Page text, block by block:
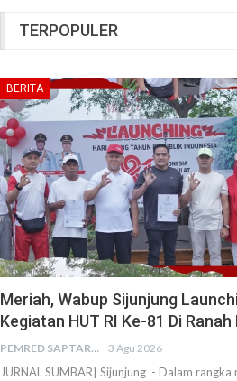
TERPOPULER
BERITA
Meriah, Wabup Sijunjung
Kegiatan HUT RI Ke-81 Di
PEMRED SAPTARIUS 3 Agu 2026
JURNAL SUMBAR| Sijunjung - Dalam